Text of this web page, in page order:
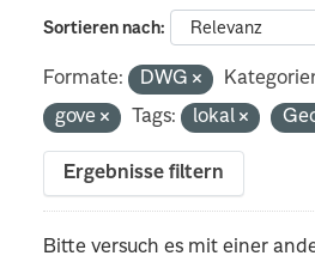
Sortieren nach
Formate: DWG
gove
Tags: lokal
Ergebnisse filtern
Bitte versuch es mit einer